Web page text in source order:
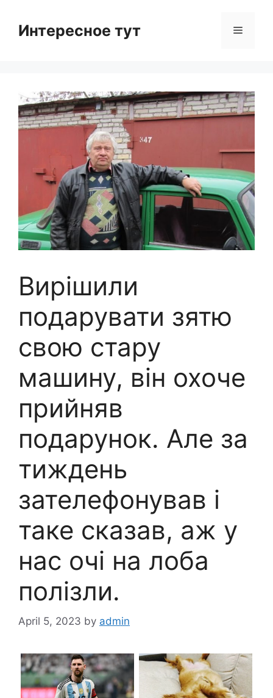
contentИнтересное тут Menu
Вирішили
подарувати зятю
свою стару
машину, він охоче
прийняв
подарунок. Але за
тиждень
зателефонував і
таке сказав, аж у
нас очі на лоба
полізли.
April 5, 2023 by admin